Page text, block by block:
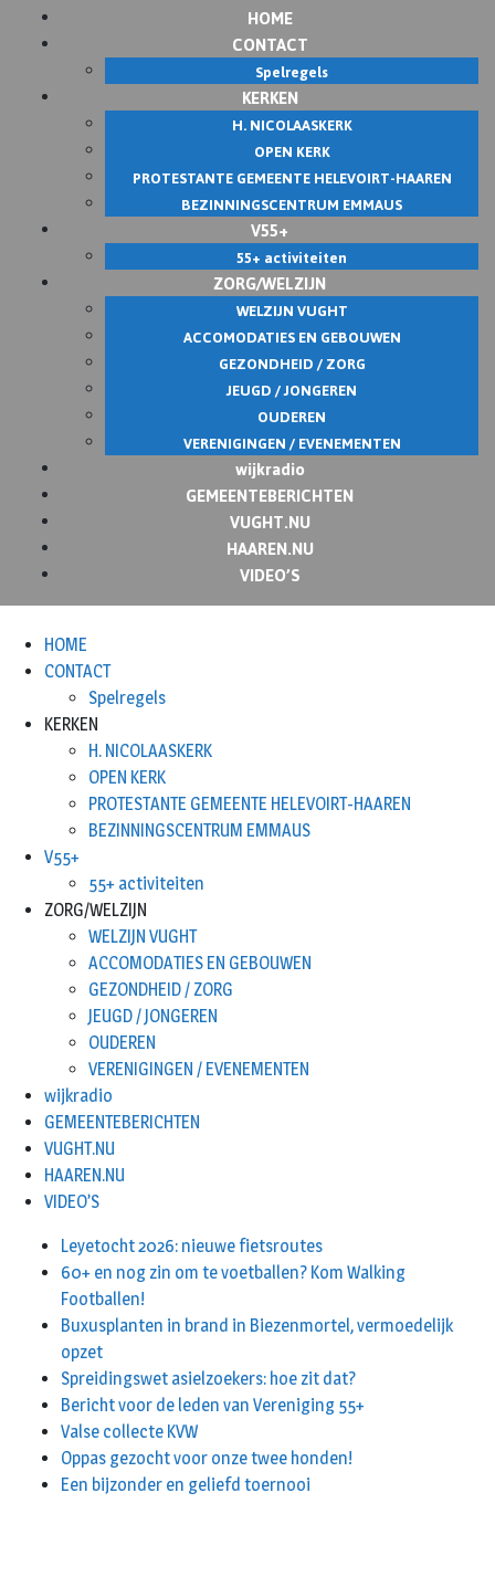
HOME
CONTACT
Spelregels
KERKEN
H. NICOLAASKERK
OPEN KERK
PROTESTANTE GEMEENTE HELEVOIRT-HAAREN
BEZINNINGSCENTRUM EMMAUS
V55+
55+ activiteiten
ZORG/WELZIJN
WELZIJN VUGHT
ACCOMODATIES EN GEBOUWEN
GEZONDHEID / ZORG
JEUGD / JONGEREN
OUDEREN
VERENIGINGEN / EVENEMENTEN
wijkradio
GEMEENTEBERICHTEN
VUGHT.NU
HAAREN.NU
VIDEO’S
HOME
CONTACT
Spelregels
KERKEN
H. NICOLAASKERK
OPEN KERK
PROTESTANTE GEMEENTE HELEVOIRT-HAAREN
BEZINNINGSCENTRUM EMMAUS
V55+
55+ activiteiten
ZORG/WELZIJN
WELZIJN VUGHT
ACCOMODATIES EN GEBOUWEN
GEZONDHEID / ZORG
JEUGD / JONGEREN
OUDEREN
VERENIGINGEN / EVENEMENTEN
wijkradio
GEMEENTEBERICHTEN
VUGHT.NU
HAAREN.NU
VIDEO’S
Leyetocht 2026: nieuwe fietsroutes
60+ en nog zin om te voetballen? Kom Walking
Footballen!
Buxusplanten in brand in Biezenmortel, vermoedelijk
opzet
Spreidingswet asielzoekers: hoe zit dat?
Bericht voor de leden van Vereniging 55+
Valse collecte KVW
Oppas gezocht voor onze twee honden!
Een bijzonder en geliefd toernooi